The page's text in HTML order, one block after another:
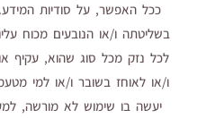
ככל האפשר, על סודיות
בשליטתה ו/או הנובעים מכוח
לכל נזק מכל סוג שהוא, עקיף
ו/או לאוחז בשובר ו/או למי
יעשה בו שימוש לא מורשה,